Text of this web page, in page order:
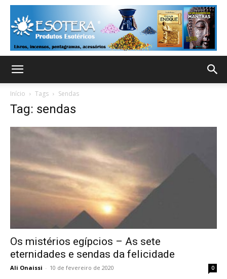
Início Tags Sendas
Tag: sendas
Os mistérios egípcios – As sete
eternidades e sendas da felicidade
Ali Onaissi - 10 de fevereiro de 2020 0